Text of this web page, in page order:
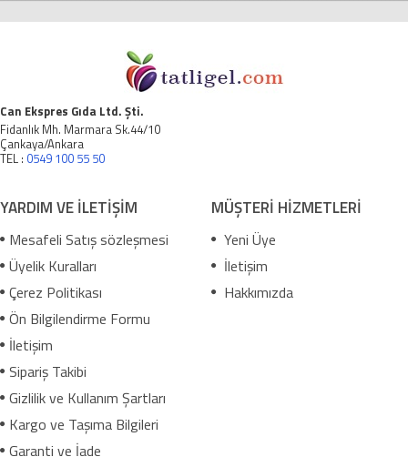
Can Ekspres Gıda Ltd. Şti.
Fidanlık Mh. Marmara Sk.44/10
Çankaya/Ankara
TEL : 0549 100 55 50
YARDIM VE İLETİŞİM
Mesafeli Satış sözleşmesi
Üyelik Kuralları
Çerez Politikası
Ön Bilgilendirme Formu
İletişim
Sipariş Takibi
Gizlilik ve Kullanım Şartları
Kargo ve Taşıma Bilgileri
Garanti ve İade
MÜŞTERİ HİZMETLERİ
Yeni Üye
İletişim
Hakkımızda